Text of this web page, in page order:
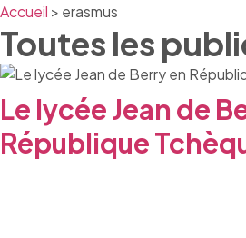
Accueil > erasmus
Toutes les
Le lycée Jean de
République